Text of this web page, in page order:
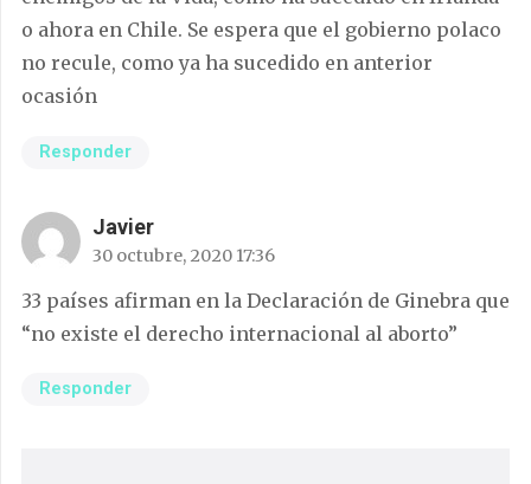
o ahora en Chile. Se espera que el gobierno polaco
no recule, como ya ha sucedido en anterior
ocasión
Responder
Javier
30 octubre, 2020 17:36
33 países afirman en la Declaración de Ginebra que
“no existe el derecho internacional al aborto”
Responder